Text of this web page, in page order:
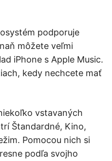
podporuje
môžete veľmi
iPhone s Apple Music.
kedy nechcete mať
vstavaných
Štandardné, Kino,
Pomocou nich si
podľa svojho